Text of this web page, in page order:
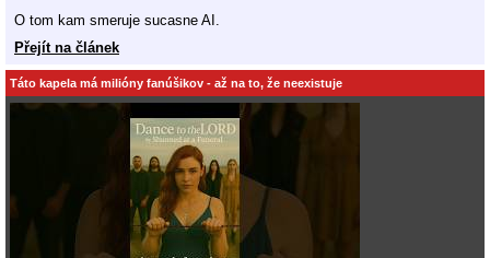
O tom kam smeruje sucasne AI.
Přejít na článek
Táto kapela má milióny fanúšikov - až na to, že neexistuje